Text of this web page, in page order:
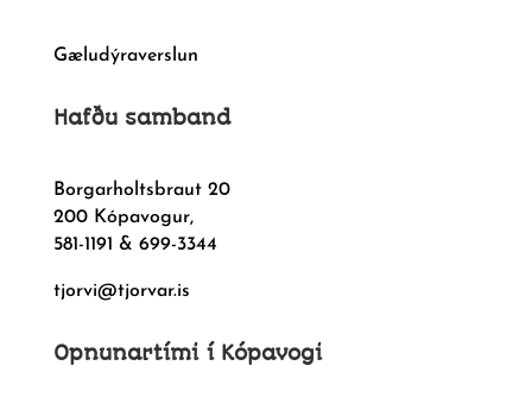
Gæludýraverslun
Hafðu samband
Borgarholtsbraut 20
200 Kópavogur,
581-1191 & 699-3344
tjorvi@tjorvar.is
Opnunartími í Kópavogi